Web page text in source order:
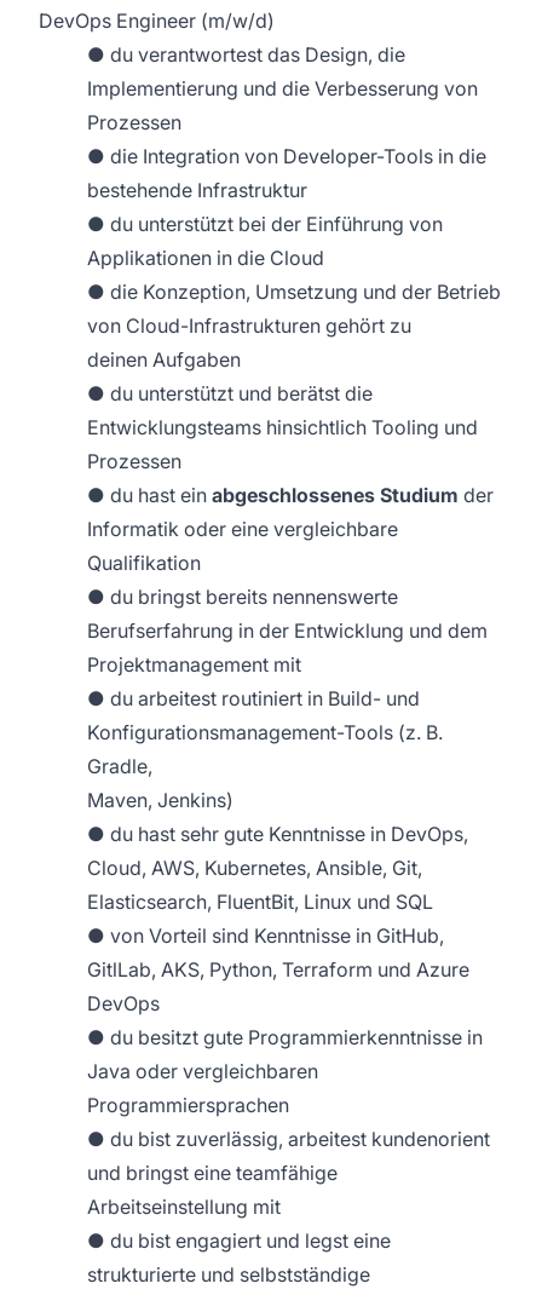
DevOps Engineer (m/w/d)
● du verantwortest das Design, die
Implementierung und die Verbesserung von
Prozessen
● die Integration von Developer-Tools in die
bestehende Infrastruktur
● du unterstützt bei der Einführung von
Applikationen in die Cloud
● die Konzeption, Umsetzung und der Betrieb
von Cloud-Infrastrukturen gehört zu
deinen Aufgaben
● du unterstützt und berätst die
Entwicklungsteams hinsichtlich Tooling und
Prozessen
● du hast ein abgeschlossenes Studium der
Informatik oder eine vergleichbare
Qualifikation
● du bringst bereits nennenswerte
Berufserfahrung in der Entwicklung und dem
Projektmanagement mit
● du arbeitest routiniert in Build- und
Konfigurationsmanagement-Tools (z. B.
Gradle,
Maven, Jenkins)
● du hast sehr gute Kenntnisse in DevOps,
Cloud, AWS, Kubernetes, Ansible, Git,
Elasticsearch, FluentBit, Linux und SQL
● von Vorteil sind Kenntnisse in GitHub,
GitlLab, AKS, Python, Terraform und Azure
DevOps
● du besitzt gute Programmierkenntnisse in
Java oder vergleichbaren
Programmiersprachen
● du bist zuverlässig, arbeitest kundenorient
und bringst eine teamfähige
Arbeitseinstellung mit
● du bist engagiert und legst eine
strukturierte und selbstständige